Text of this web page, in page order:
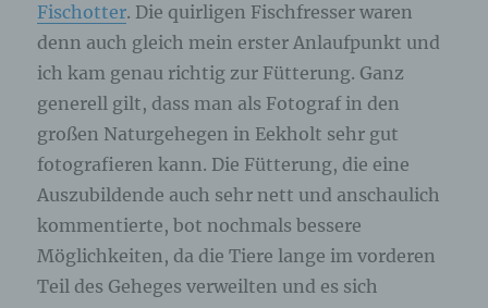
Fischotter. Die quirligen Fischfresser waren
denn auch gleich mein erster Anlaufpunkt und
ich kam genau richtig zur Fütterung. Ganz
generell gilt, dass man als Fotograf in den
großen Naturgehegen in Eekholt sehr gut
fotografieren kann. Die Fütterung, die eine
Auszubildende auch sehr nett und anschaulich
kommentierte, bot nochmals bessere
Möglichkeiten, da die Tiere lange im vorderen
Teil des Geheges verweilten und es sich